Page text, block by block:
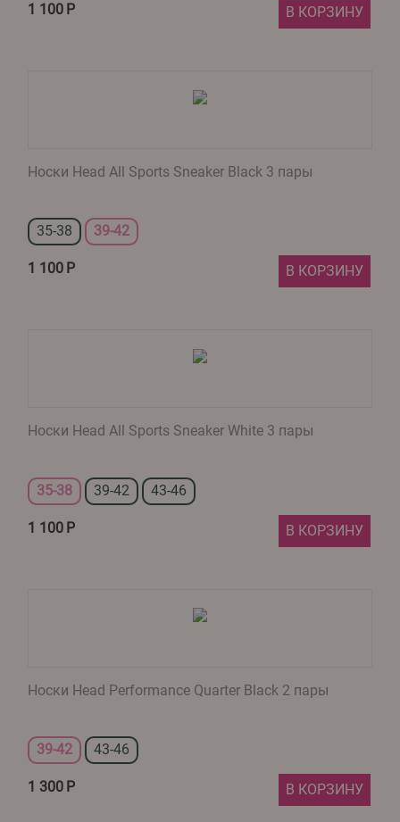
1 100 Р В КОРЗИНУ
Носки Head All Sports Sneaker Black 3 пары
35-38 39-42
1 100 Р В КОРЗИНУ
Носки Head All Sports Sneaker White 3 пары
35-38 39-42 43-46
1 100 Р В КОРЗИНУ
Носки Head Performance Quarter Black 2 пары
39-42 43-46
1 300 Р В КОРЗИНУ